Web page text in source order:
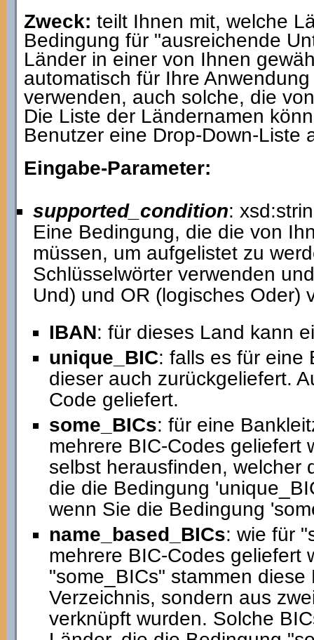
Zweck: teilt Ihnen mit, welche
Bedingung für "ausreichende
Länder in einer von Ihnen
automatisch für Ihre
verwenden, auch solche, die
Die Liste der Ländernamen
Benutzer eine Drop-Down-Liste
Eingabe-Parameter:
supported_condition:
Eine Bedingung, die die von
müssen, um aufgelistet zu
Schlüsselwörter verwenden
Und) und OR (logisches Oder)
IBAN: für dieses Land kann
unique_BIC: falls es für eine
dieser auch zurückgeliefert.
Code geliefert.
some_BICs: für eine
mehrere BIC-Codes geliefert
selbst herausfinden, welcher
die die Bedingung
wenn Sie die Bedingung
name_based_BICs: wie für
mehrere BIC-Codes geliefert
"some_BICs" stammen
Verzeichnis, sondern aus
verknüpft wurden. Solche